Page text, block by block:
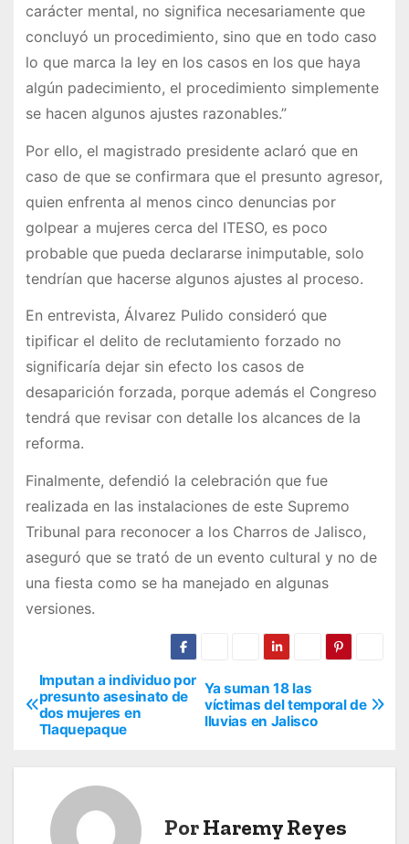
carácter mental, no significa necesariamente que
concluyó un procedimiento, sino que en todo caso
lo que marca la ley en los casos en los que haya
algún padecimiento, el procedimiento simplemente
se hacen algunos ajustes razonables.”
Por ello, el magistrado presidente aclaró que en
caso de que se confirmara que el presunto agresor,
quien enfrenta al menos cinco denuncias por
golpear a mujeres cerca del ITESO, es poco
probable que pueda declararse inimputable, solo
tendrían que hacerse algunos ajustes al proceso.
En entrevista, Álvarez Pulido consideró que
tipificar el delito de reclutamiento forzado no
significaría dejar sin efecto los casos de
desaparición forzada, porque además el Congreso
tendrá que revisar con detalle los alcances de la
reforma.
Finalmente, defendió la celebración que fue
realizada en las instalaciones de este Supremo
Tribunal para reconocer a los Charros de Jalisco,
aseguró que se trató de un evento cultural y no de
una fiesta como se ha manejado en algunas
versiones.
N
a
Ya suman 18 las
víctimas del temporal de
lluvias en Jalisco
Imputan a individuo por
presunto asesinato de
dos mujeres en
Tlaquepaque
PorHaremy Reyes